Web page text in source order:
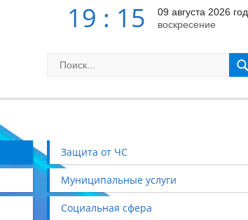
19 : 15
09 августа 2026 год
воскресение
Защита от ЧС
Муниципальные услуги
Социальная сфера